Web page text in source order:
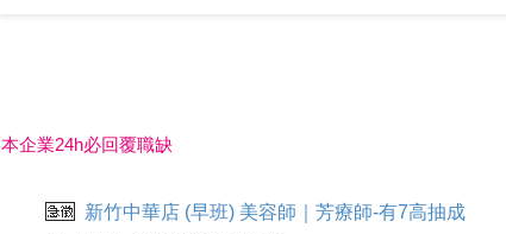
本企業24h必回覆職缺
新竹中華店 (早班) 美容師｜芳療師-有7高抽成